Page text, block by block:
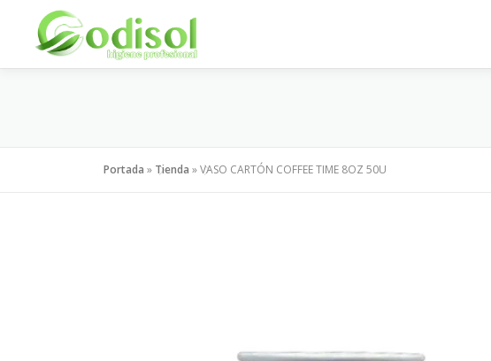
contenido
Portada » Tienda »VASO CARTÓN COFFEE TIME 8OZ 50U